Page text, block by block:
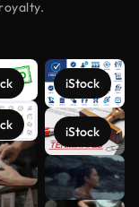
iStock
iStock
Scopri di
più